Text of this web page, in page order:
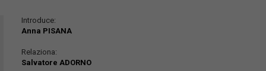
Introduce:
Anna PISANA
Relaziona:
Salvatore ADORNO